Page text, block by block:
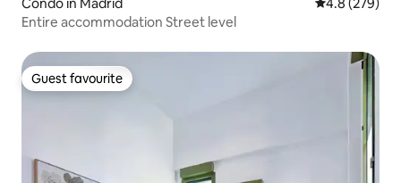
Condo in Madrid 4.8 out of 5
4.8 (279)
Entire accommodation Street level
Guest favourite
Guest favourite